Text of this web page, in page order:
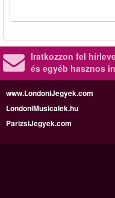
Iratkozzon fel
és egyéb hasznos
www.LondoniJegyek.com
LondoniMusicalek.hu
ParizsiJegyek.com